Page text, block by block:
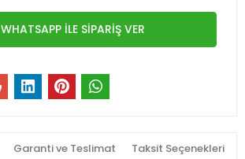
WHATSAPP İLE SİPARİŞ VER
Garanti ve Teslimat Taksit Seçenekleri